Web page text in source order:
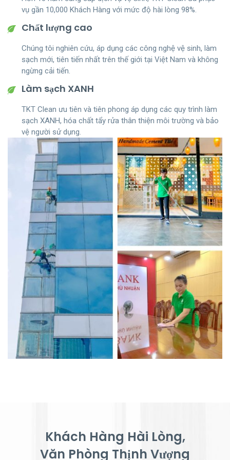
toàn thế giới, điều này giúp chúng tôi luôn có được
vụ gần 10,000 Khách Hàng với mức độ hài lòng 98%.
Chất lượng cao
Chúng tôi nghiên cứu, áp dụng các công nghệ vệ sinh, làm
sạch mới, tiên tiến nhất trên thế giới tại Việt Nam và không
ngừng cải tiến.
Làm sạch XANH
TKT Clean ưu tiên và tiên phong áp dụng các quy trình làm
sạch XANH, hóa chất tẩy rửa thân thiện môi trường và bảo
vệ người sử dụng.
Khách Hàng Hài Lòng,
Văn Phòng Thịnh Vượng